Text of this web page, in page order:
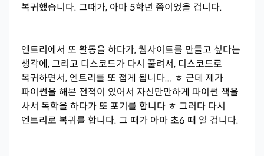
복귀했습니다. 그때가, 아마 5학년 쯤이었을 겁니다.
엔트리에서 또 활동을 하다가, 웹사이트를 만들고 싶다는
생각에, 그리고 디스코드가 다시 풀려서, 디스코드로
복귀하면서, 엔트리를 또 접게 됩니다... ㅎ 근데 제가
파이썬을 해본 전적이 있어서 자신만만하게 파이썬 책을
사서 독학을 하다가 또 포기를 합니다 ㅎ 그러다 다시
엔트리로 복귀를 합니다. 그 때가 아마 초6 때 일 겁니다.